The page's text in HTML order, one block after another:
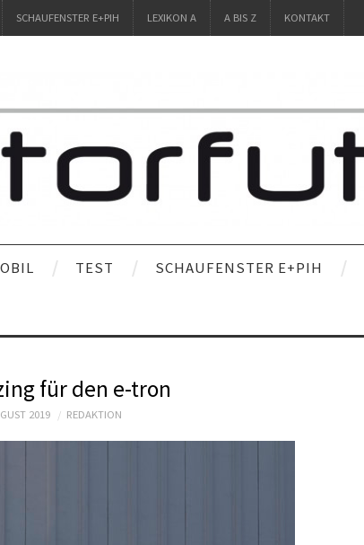
SCHAUFENSTER E+PIH LEXIKON A A BIS Z KONTAKT
TEST SCHAUFENSTER E+PIH
für den e-tron
2019 REDAKTION